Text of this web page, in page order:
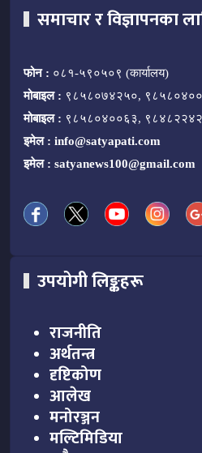
समाचार र विज्ञापनका
फोन : ०८१-५९०५०९ (कार्यालय)
मोबाइल : ९८५८०७४२५०,
मोबाइल : ९८५८०४००६३,
इमेल : info@satyapati.com
इमेल : satyanews100@gmail.com
उपयोगी लिङ्कहरू
राजनीति
अर्थतन्त्र
दृष्टिकोण
आलेख
मनोरञ्जन
मल्टिमिडिया